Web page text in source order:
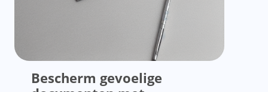
Bescherm gevoelige